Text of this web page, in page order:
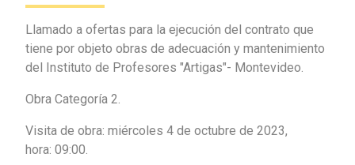
Llamado a ofertas para la ejecución del contrato que
tiene por objeto obras de adecuación y mantenimiento
del Instituto de Profesores "Artigas"- Montevideo.
Obra Categoría 2.
Visita de obra: miércoles 4 de octubre de 2023,
hora: 09:00.